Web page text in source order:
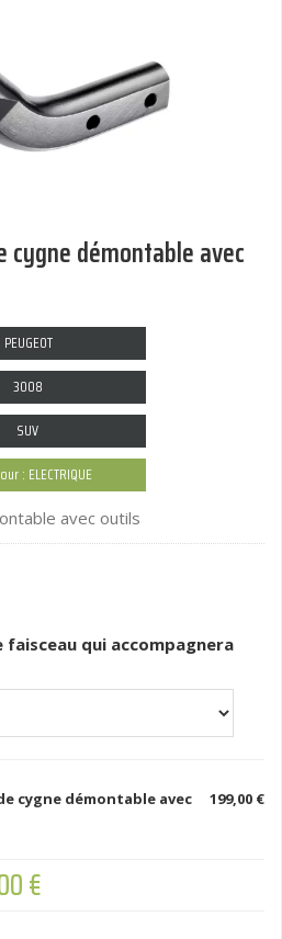
cygne démontable avec
PEUGEOT
3008
SUV
: ELECTRIQUE
avec outils
qui accompagnera
cygne démontable avec
199,00 €
€